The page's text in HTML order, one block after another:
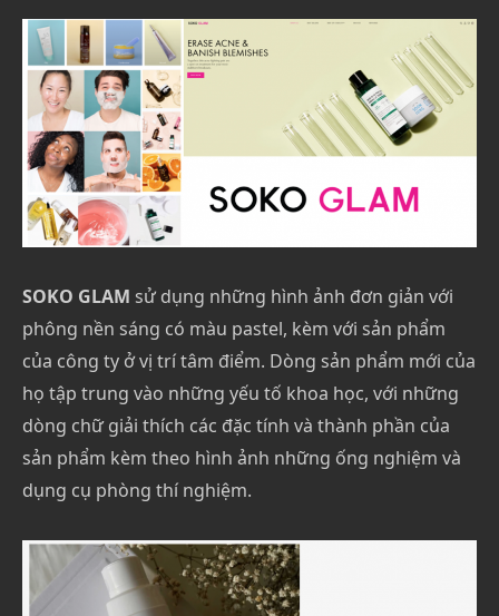
SOKO GLAM sử dụng những hình ảnh đơn giản với
phông nền sáng có màu pastel, kèm với sản phẩm
của công ty ở vị trí tâm điểm. Dòng sản phẩm mới của
họ tập trung vào những yếu tố khoa học, với những
dòng chữ giải thích các đặc tính và thành phần của
sản phẩm kèm theo hình ảnh những ống nghiệm và
dụng cụ phòng thí nghiệm.